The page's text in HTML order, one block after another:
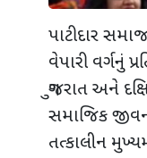
પાટીદાર
વેપારી વર્ગનું
ગુજરાત અને
સમાજિક
તત્કાલીન